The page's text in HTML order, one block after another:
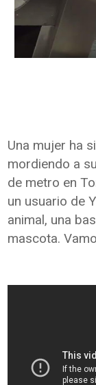
Una mujer ha
mordiendo a
de metro en
un usuario de
animal, una
mascota.